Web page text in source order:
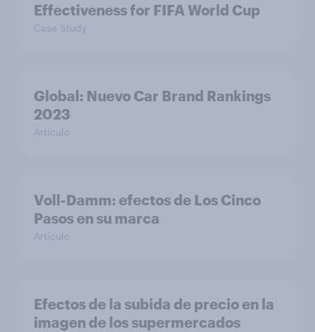
Effectiveness for FIFA World Cup
Case Study
Global: Nuevo Car Brand Rankings
2023
Artículo
Voll-Damm: efectos de Los Cinco
Pasos en su marca
Artículo
Efectos de la subida de precio en la
imagen de los supermercados